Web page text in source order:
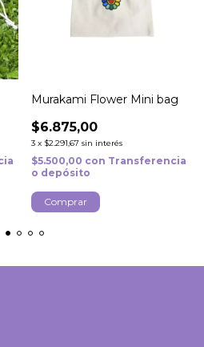
Murakami Flower Mini bag
$6.875,00
3 x $2.291,67 sin interés
$5.500,00 con Transferencia
o depósito